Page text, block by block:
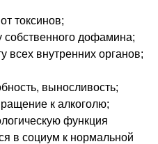
токсинов;
собственного дофамина;
всех внутренних органов;
выносливость;
к алкоголю;
функция
в социум к нормальной